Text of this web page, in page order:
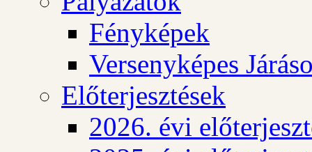
Fényképek
Versenyképes
Előterjesztések
2026. évi